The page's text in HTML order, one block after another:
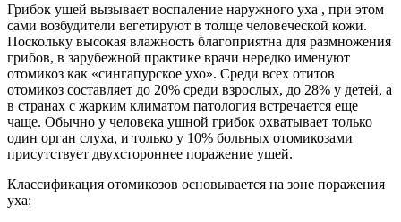
Грибок ушей вызывает воспаление наружного уха , при этом
сами возбудители вегетируют в толще человеческой кожи.
Поскольку высокая влажность благоприятна для размножения
грибов, в зарубежной практике врачи нередко именуют
отомикоз как «сингапурское ухо». Среди всех отитов
отомикоз составляет до 20% среди взрослых, до 28% у детей, а
в странах с жарким климатом патология встречается еще
чаще. Обычно у человека ушной грибок охватывает только
один орган слуха, и только у 10% больных отомикозами
присутствует двухстороннее поражение ушей.
Классификация отомикозов основывается на зоне поражения
уха: